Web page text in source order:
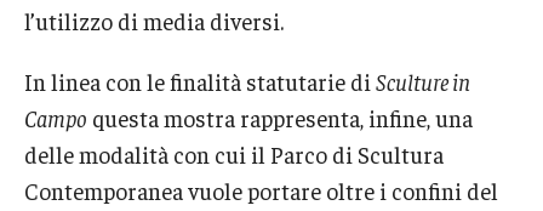
l’utilizzo di media diversi.
In linea con le finalità statutarie di Sculture in
Campo questa mostra rappresenta, infine, una
delle modalità con cui il Parco di Scultura
Contemporanea vuole portare oltre i confini del